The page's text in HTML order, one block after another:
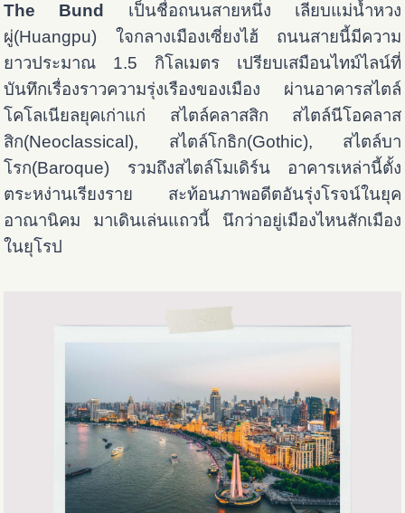
The Bund
เป็นชื่อถนนสายหนึ่ง เลียบแม่น้ำหวง
ผู่(Huangpu) ใจกลางเมืองเซี่ยงไฮ้ ถนนสายนี้มีความ
ยาวประมาณ 1.5 กิโลเมตร เปรียบเสมือนไทม์ไลน์ที่
บันทึกเรื่องราวความรุ่งเรืองของเมือง ผ่านอาคารสไตล์
โคโลเนียลยุคเก่าแก่ สไตล์คลาสสิก สไตล์นีโอคลาส
สิก(Neoclassical), สไตล์โกธิก(Gothic), สไตล์บา
โรก(Baroque) รวมถึงสไตล์โมเดิร์น อาคารเหล่านี้ตั้ง
ตระหง่านเรียงราย สะท้อนภาพอดีตอันรุ่งโรจน์ในยุค
อาณานิคม มาเดินเล่นแถวนี้ นึกว่าอยู่เมืองไหนสักเมือง
ในยุโรป